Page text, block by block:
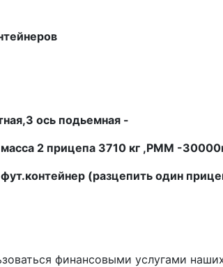
ось подьемная -
масса 2 прицепа 3710 кг ,РММ -
(разцепить один
финансовыми услугами